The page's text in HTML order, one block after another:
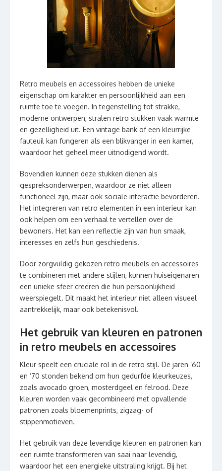
Retro meubels en accessoires hebben de unieke
eigenschap om karakter en persoonlijkheid aan een
ruimte toe te voegen. In tegenstelling tot strakke,
moderne ontwerpen, stralen retro stukken vaak warmte
en gezelligheid uit. Een vintage bank of een kleurrijke
fauteuil kan fungeren als een blikvanger in een kamer,
waardoor het geheel meer uitnodigend wordt.
Bovendien kunnen deze stukken dienen als
gespreksonderwerpen, waardoor ze niet alleen
functioneel zijn, maar ook sociale interactie bevorderen.
Het integreren van retro elementen in een interieur kan
ook helpen om een verhaal te vertellen over de
bewoners. Het kan een reflectie zijn van hun smaak,
interesses en zelfs hun geschiedenis.
Door zorgvuldig gekozen retro meubels en accessoires
te combineren met andere stijlen, kunnen huiseigenaren
een unieke sfeer creëren die hun persoonlijkheid
weerspiegelt. Dit maakt het interieur niet alleen visueel
aantrekkelijk, maar ook betekenisvol.
Het gebruik van kleuren en patronen
in retro meubels en accessoires
Kleur speelt een cruciale rol in de retro stijl. De jaren ’60
en ’70 stonden bekend om hun gedurfde kleurkeuzes,
zoals avocado groen, mosterdgeel en felrood. Deze
kleuren worden vaak gecombineerd met opvallende
patronen zoals bloemenprints, zigzag- of
stippenmotieven.
Het gebruik van deze levendige kleuren en patronen kan
een ruimte transformeren van saai naar levendig,
waardoor het een energieke uitstraling krijgt. Bij het